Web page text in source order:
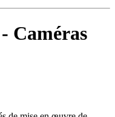
Caméras